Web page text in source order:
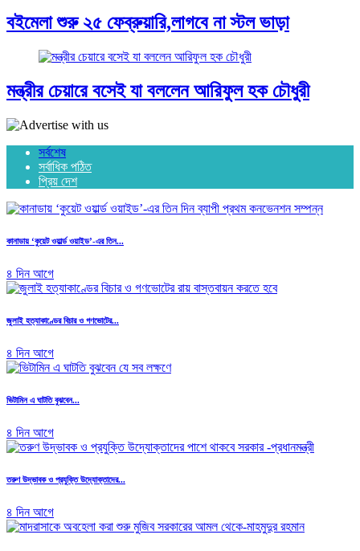
বইমেলা শুরু ২৫ ফেব্রুয়ারি,লাগবে না স্টল ভাড়া
মন্ত্রীর চেয়ারে বসেই যা বললেন আরিফুল হক চৌধুরী
সর্বশেষ
সর্বাধিক পঠিত
প্রিয় দেশ
কানাডায় ‘কুয়েট ওয়ার্ল্ড ওয়াইড’-এর তিন...
৪ দিন আগে
জুলাই হত্যাকাণ্ডের বিচার ও গণভোটের...
৪ দিন আগে
ভিটামিন এ ঘাটতি বুঝবেন...
৪ দিন আগে
তরুণ উদ্ভাবক ও প্রযুক্তি উদ্যোক্তাদের...
৪ দিন আগে